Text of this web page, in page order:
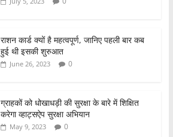
राशन कार्ड क्यों है महत्वपूर्ण, जानिए पहली बार कब
हुई थी इसकी शुरुआत
June 26, 2023 0
ग्राहकों को धोखाधड़ी की सुरक्षा के बारे में शिक्षित
करेगा व्हाट्सऐप सुरक्षा अभियान
May 9, 2023 0